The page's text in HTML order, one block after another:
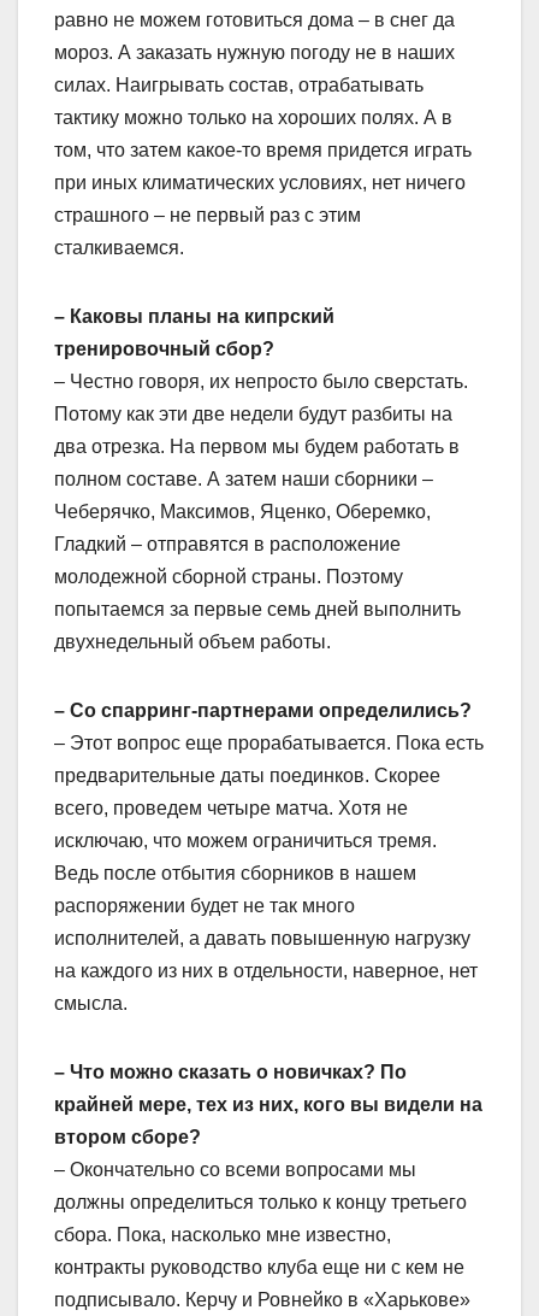
равно не можем готовиться дома – в снег да
мороз. А заказать нужную погоду не в наших
силах. Наигрывать состав, отрабатывать
тактику можно только на хороших полях. А в
том, что затем какое-то время придется играть
при иных климатических условиях, нет ничего
страшного – не первый раз с этим
сталкиваемся.
– Каковы планы на кипрский
тренировочный сбор?
– Честно говоря, их непросто было сверстать.
Потому как эти две недели будут разбиты на
два отрезка. На первом мы будем работать в
полном составе. А затем наши сборники –
Чеберячко, Максимов, Яценко, Оберемко,
Гладкий – отправятся в расположение
молодежной сборной страны. Поэтому
попытаемся за первые семь дней выполнить
двухнедельный объем работы.
– Со спарринг-партнерами определились?
– Этот вопрос еще прорабатывается. Пока есть
предварительные даты поединков. Скорее
всего, проведем четыре матча. Хотя не
исключаю, что можем ограничиться тремя.
Ведь после отбытия сборников в нашем
распоряжении будет не так много
исполнителей, а давать повышенную нагрузку
на каждого из них в отдельности, наверное, нет
смысла.
– Что можно сказать о новичках? По
крайней мере, тех из них, кого вы видели на
втором сборе?
– Окончательно со всеми вопросами мы
должны определиться только к концу третьего
сбора. Пока, насколько мне известно,
контракты руководство клуба еще ни с кем не
подписывало. Керчу и Ровнейко в «Харькове»